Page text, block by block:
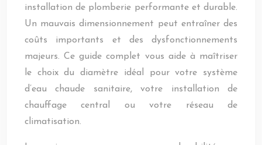
installation de plomberie performante et durable.
Un mauvais dimensionnement peut entraîner des
coûts importants et des dysfonctionnements
majeurs. Ce guide complet vous aide à maîtriser
le choix du diamètre idéal pour votre système
d’eau chaude sanitaire, votre installation de
chauffage central ou votre réseau de
climatisation.